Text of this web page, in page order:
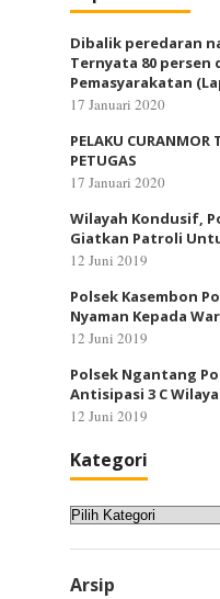
Dibalik peredaran
Ternyata 80 persen
Pemasyarakatan
17 Januari 2020
PELAKU CURANMOR
PETUGAS
17 Januari 2020
Wilayah Kondusif,
Giatkan Patroli
12 Juni 2019
Polsek Kasembon
Nyaman Kepada
12 Juni 2019
Polsek Ngantang
Antisipasi 3 C
12 Juni 2019
Kategori
Kategori
Arsip